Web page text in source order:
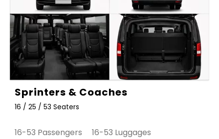
Sprinters & Coaches
16 / 25 / 53 Seaters
16-53 Passengers 16-53 Luggages